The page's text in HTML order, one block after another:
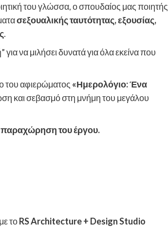
του γλώσσα, ο σπουδαίος μας ποιητής
σεξουαλικής ταυτότητας, εξουσίας,
.
να μιλήσει δυνατά για όλα εκείνα που
του αφιερώματος «Ημερολόγιο: Ένα
και σεβασμό στη μνήμη του μεγάλου
παραχώρηση του έργου.
τοRS Architecture + Design Studio